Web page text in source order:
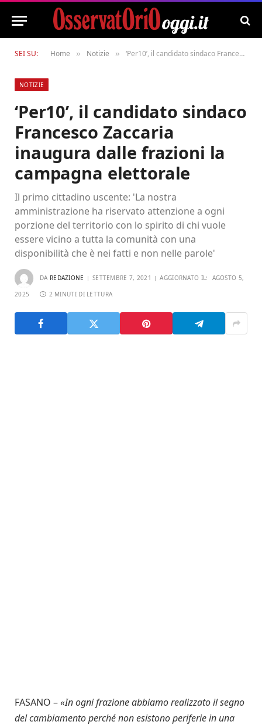
SEI SU: Home » Notizie » ‘Per10’, il candidato sindaco Francesco Zaccaria inaugura dalle frazioni la campagna elettorale
NOTIZIE
‘Per10’, il candidato sindaco
Francesco Zaccaria
inaugura dalle frazioni la
campagna elettorale
Il primo cittadino uscente: 'La nostra
amministrazione ha riservato attenzione a ogni
porzione del territorio con lo spirito di chi vuole
essere vicino a tutta la comunità con una
disponibilità che è nei fatti e non nelle parole'
DA REDAZIONE SETTEMBRE 7, 2021 AGGIORNATO IL: AGOSTO 5,
2025 2 MINUTI DI LETTURA
FASANO –«In ogni frazione abbiamo realizzato il segno
del cambiamento perché non esistono periferie in una